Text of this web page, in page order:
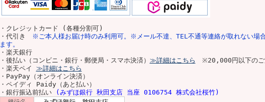
・クレジットカード (各種分割可)
・代引き
※ご本人様お届け時のみ利用可。※メール不達、TEL不通等連絡が取れない場
ます。
・楽天銀行
・後払い（コンビニ・銀行・郵便局・スマホ決済） ≫詳細はこちら
※20,000円以下のご
・楽天ペイ ≫詳細はこちら
・PayPay（オンライン決済）
・ペイディ Paidy（あと払い）
・銀行振込前払い
(みずほ銀行 秋田支店 当座 0106754 株式会社桜竹)